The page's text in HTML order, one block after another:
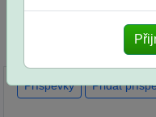
na SŠ? Vaše ohlasy po
přijímacích zkouškách
Příspěvky Přidat